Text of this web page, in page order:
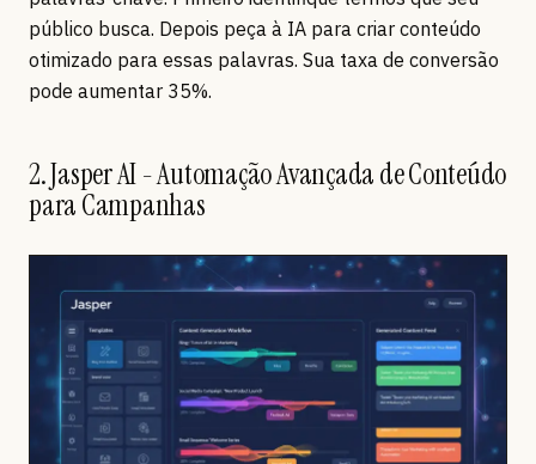
público busca. Depois peça à IA para criar conteúdo
otimizado para essas palavras. Sua taxa de conversão
pode aumentar 35%.
2. Jasper AI - Automação Avançada de Conteúdo
para Campanhas